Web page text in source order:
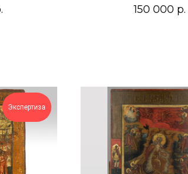
150 000 р.
Экспертиза